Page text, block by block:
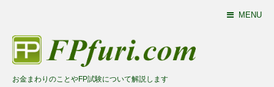
MENU
お金まわりのことやFP試験について解説します